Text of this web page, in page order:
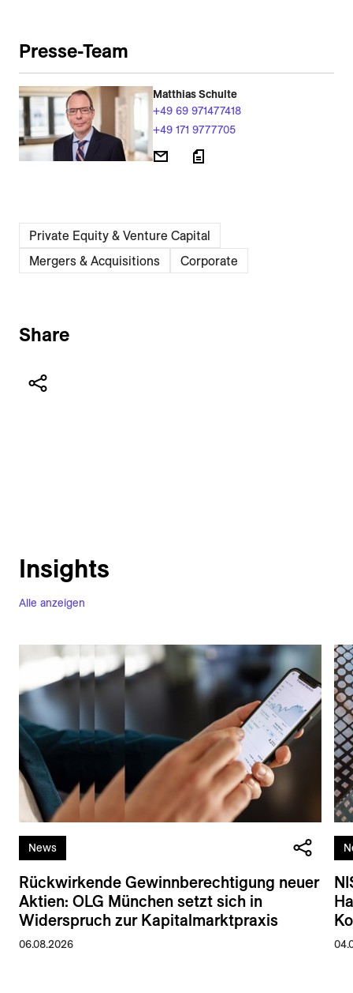
Presse-Team
Matthias Schulte
+49 69 971477418
+49 171 9777705
Private Equity & Venture Capital
Mergers & Acquisitions
Corporate
Share
Alle anzeigen
Insights
News
Rückwirkende Gewinnberechtigung neuer
Aktien: OLG München setzt sich in
Widerspruch zur Kapitalmarktpraxis
06.08.2026